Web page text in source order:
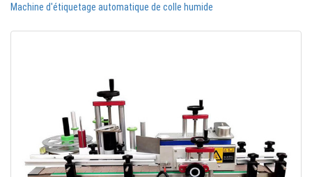
Machine d'étiquetage automatique de colle humide